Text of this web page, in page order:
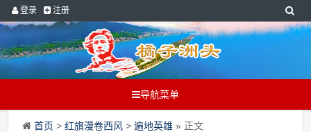
登录 注册
导航菜单
首页 >红旗漫卷西风 >遍地英雄 » 正文